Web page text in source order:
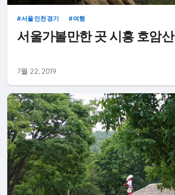
서울인천경기 여행
서울가볼만한 곳 시흥 호암산
7월 22, 2019